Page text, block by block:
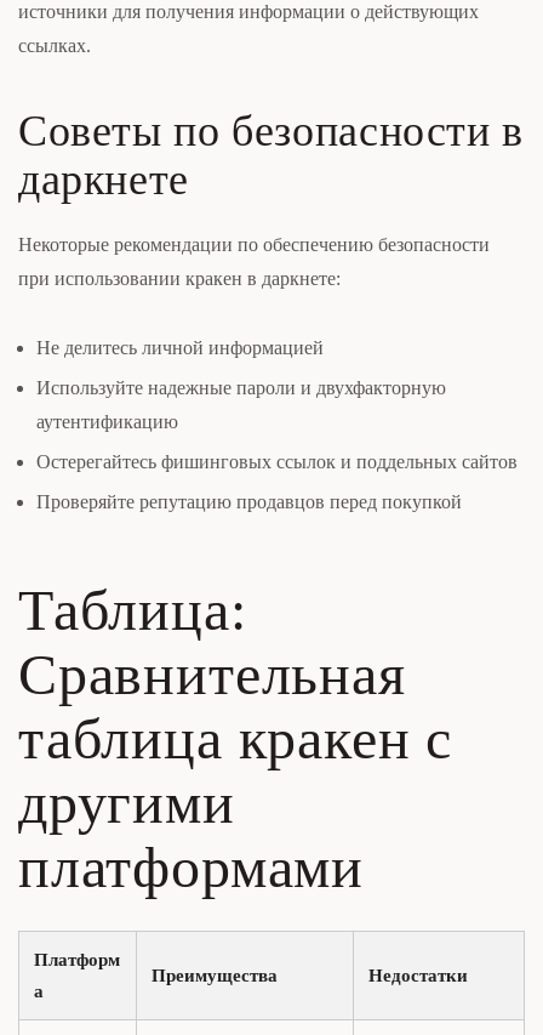
источники для получения информации о действующих
ссылках.
Советы по безопасности в
даркнете
Некоторые рекомендации по обеспечению безопасности
при использовании кракен в даркнете:
Не делитесь личной информацией
Используйте надежные пароли и двухфакторную
аутентификацию
Остерегайтесь фишинговых ссылок и поддельных сайтов
Проверяйте репутацию продавцов перед покупкой
Таблица:
Сравнительная
таблица кракен с
другими
платформами
Платформ
а
Преимущества Недостатки